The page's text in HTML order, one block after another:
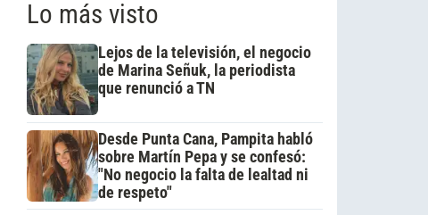
Lo más visto
Lejos de la televisión, el negocio
de Marina Señuk, la periodista
que renunció a TN
Desde Punta Cana, Pampita habló
sobre Martín Pepa y se confesó:
"No negocio la falta de lealtad ni
de respeto"